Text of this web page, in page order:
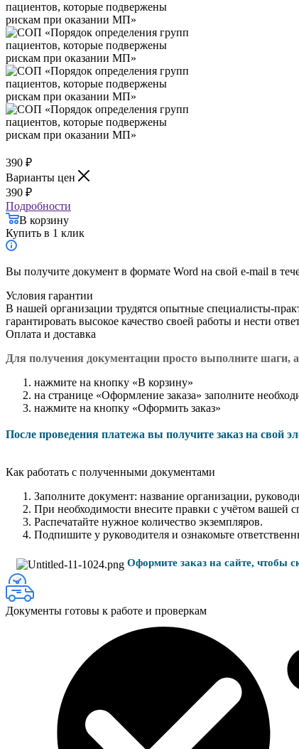
390 ₽
Варианты цен
390 ₽
Подробности
В корзину
Купить в 1 клик
Вы получите документ в формате Word на свой e-mail в
Условия гарантии
В нашей организации трудятся опытные специалисты-
гарантировать высокое качество своей работы и нести
Оплата и доставка
Для получения документации просто выполните шаги,
нажмите на кнопку «В корзину»
на странице «Оформление заказа» заполните
нажмите на кнопку «Оформить заказ»
После проведения платежа вы получите заказ на свой
Как работать с полученными документами
Заполните документ: название организации,
При необходимости внесите правки с учётом вашей
Распечатайте нужное количество экземпляров.
Подпишите у руководителя и ознакомьте
Оформите заказ на сайте, чтобы
Документы готовы к работе и проверкам